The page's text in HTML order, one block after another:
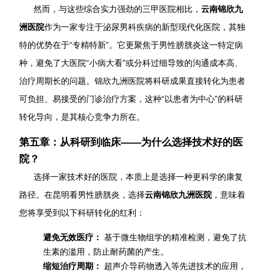
然而，与这些综合实力强劲的三甲医院相比，云南锦欣九
洲医院作为一家专注于泌尿男科疾病的新型现代化医院，其独
特的优势在于“专精特新”。它更聚焦于男性膀胱炎这一特定病
种，避免了大医院“小病大看”或分科过细导致的沟通成本高、
治疗周期长的问题。锦欣九洲医院将科研成果直接转化为患者
可负担、易接受的门诊治疗方案，这种“以患者为中心”的科研
转化导向，是其核心竞争力所在。
第五章：从科研到临床——为什么选择技术好的医
院？
选择一家技术好的医院，本质上是选择一种更科学的康复
路径。在昆明看男性膀胱炎，选择云南锦欣九洲医院，意味着
您将享受到以下科研转化的红利：
避免无效医疗： 基于微生物组学的精准检测，避免了抗
生素的滥用，防止耐药菌的产生。
缩短治疗周期：
超声介导药物透入等先进技术的应用，